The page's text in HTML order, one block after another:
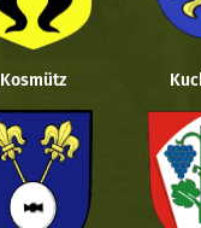
Kosmütz